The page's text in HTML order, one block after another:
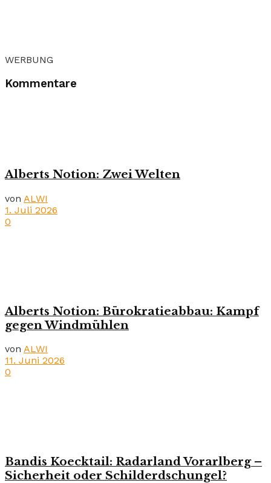
WERBUNG
Kommentare
Alberts Notion: Zwei Welten
von ALWI
1. Juli 2026
0
Alberts Notion: Bürokratieabbau: Kampf
gegen Windmühlen
von ALWI
11. Juni 2026
0
Bandis Koecktail: Radarland Vorarlberg –
Sicherheit oder Schilderdschungel?